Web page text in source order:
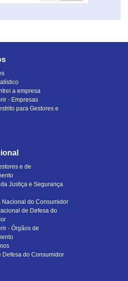
a empresa
- Empresas
para Gestores e
e de
Justiça e Segurança
Nacional do Consumidor
de Defesa do
- Órgãos de
Defesa do Consumidor